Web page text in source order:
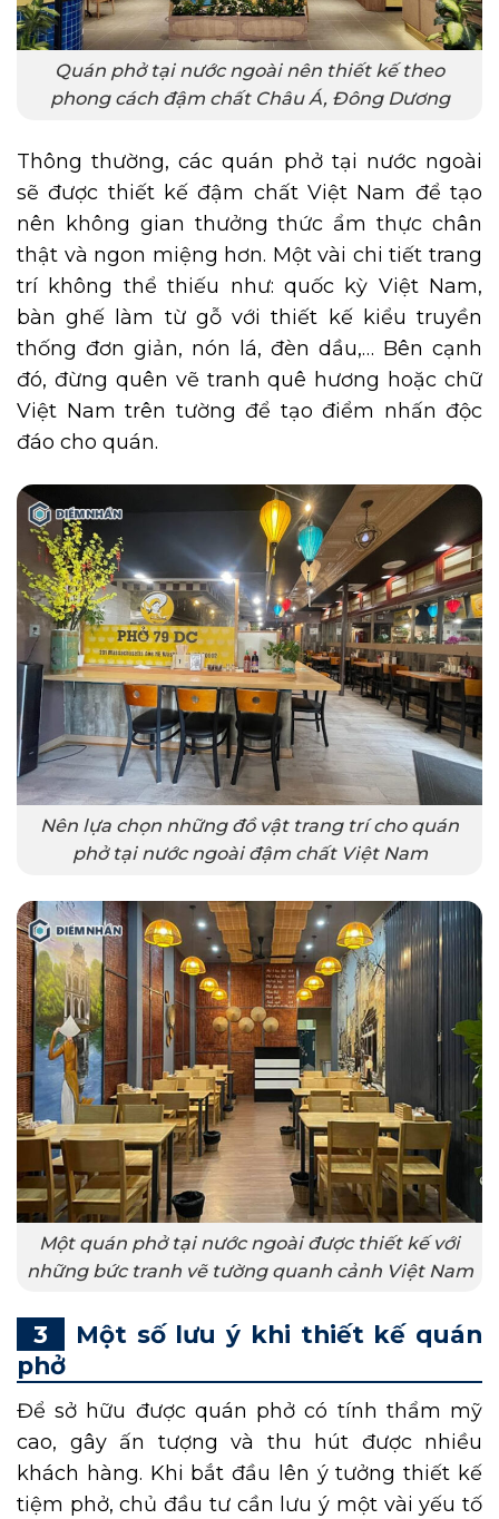
Quán phở tại nước ngoài nên thiết kế theo
phong cách đậm chất Châu Á, Đông Dương
Thông thường, các quán phở tại nước ngoài
sẽ được thiết kế đậm chất Việt Nam để tạo
nên không gian thưởng thức ẩm thực chân
thật và ngon miệng hơn. Một vài chi tiết trang
trí không thể thiếu như: quốc kỳ Việt Nam,
bàn ghế làm từ gỗ với thiết kế kiểu truyền
thống đơn giản, nón lá, đèn dầu,… Bên cạnh
đó, đừng quên vẽ tranh quê hương hoặc chữ
Việt Nam trên tường để tạo điểm nhấn độc
đáo cho quán.
Nên lựa chọn những đồ vật trang trí cho quán
phở tại nước ngoài đậm chất Việt Nam
Một quán phở tại nước ngoài được thiết kế với
những bức tranh vẽ tường quanh cảnh Việt Nam
Một số lưu ý khi thiết kế quán
phở
Để sở hữu được quán phở có tính thẩm mỹ
cao, gây ấn tượng và thu hút được nhiều
khách hàng. Khi bắt đầu lên ý tưởng thiết kế
tiệm phở, chủ đầu tư cần lưu ý một vài yếu tố